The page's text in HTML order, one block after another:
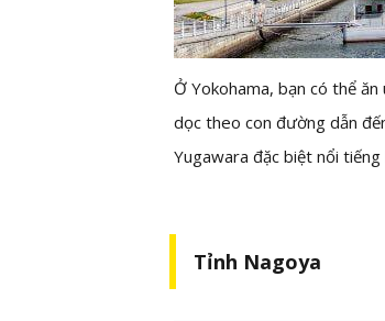
Ở Yokohama, bạn có thể
dọc theo con đường dẫn
Yugawara đặc biệt nổi
Tỉnh Nagoya